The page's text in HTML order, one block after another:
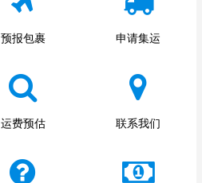
预报包裹 申请集运
运费预估 联系我们